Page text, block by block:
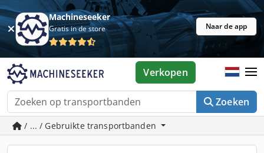
Machineseeker
Gratis in de store Naar de app
Zoeken
Verkopen
/ ... / Gebruikte transportbanden